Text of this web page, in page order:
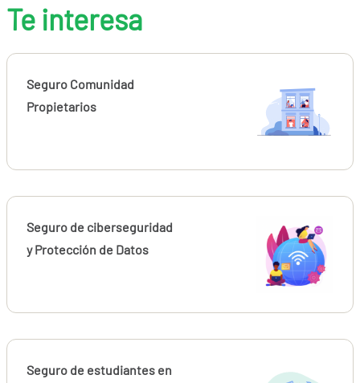
Te interesa
Seguro Comunidad
Propietarios
Seguro de ciberseguridad
y Protección de Datos
Seguro de estudiantes en